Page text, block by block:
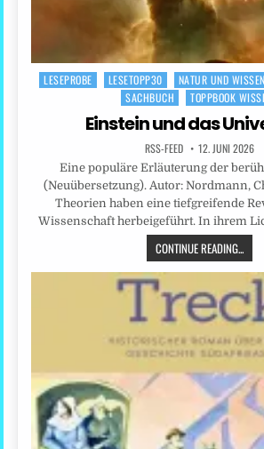
Posted
LESEPROBE LESETOPP30 NATUR UND WISSEN
SACHBUCH
TOPPBOOK
Einstein und das
RSS-FEED 12. JUNI 2026
Eine populäre Erläuterung der
(Neuübersetzung). Autor: Nordmann,
Theorien haben eine tiefgreifende
Wissenschaft herbeigeführt. In ihrem
CONTINUE READING...